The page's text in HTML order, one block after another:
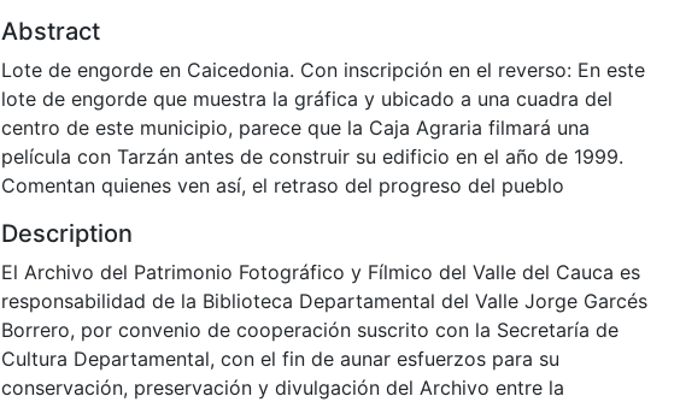
Abstract
Lote de engorde en Caicedonia. Con inscripción en el reverso: En este
lote de engorde que muestra la gráfica y ubicado a una cuadra del
centro de este municipio, parece que la Caja Agraria filmará una
película con Tarzán antes de construir su edificio en el año de 1999.
Comentan quienes ven así, el retraso del progreso del pueblo
Description
El Archivo del Patrimonio Fotográfico y Fílmico del Valle del Cauca es
responsabilidad de la Biblioteca Departamental del Valle Jorge Garcés
Borrero, por convenio de cooperación suscrito con la Secretaría de
Cultura Departamental, con el fin de aunar esfuerzos para su
conservación, preservación y divulgación del Archivo entre la